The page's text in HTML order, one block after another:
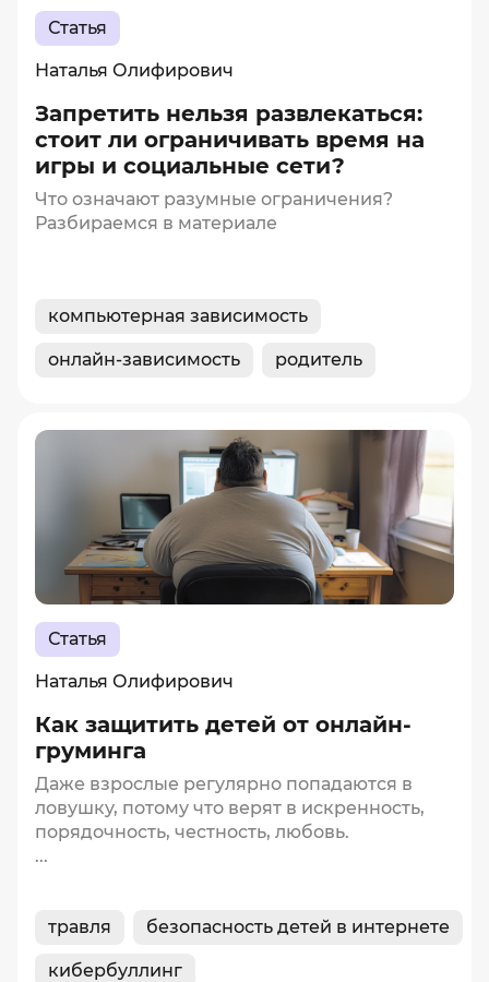
Статья
Наталья Олифирович
Запретить нельзя развлекаться:
стоит ли ограничивать время на
игры и социальные сети?
Что означают разумные ограничения?
Разбираемся в материале
компьютерная зависимость
онлайн-зависимость родитель
Статья
Наталья Олифирович
Как защитить детей от онлайн-
груминга
Даже взрослые регулярно попадаются в
ловушку, потому что верят в искренность,
порядочность, честность, любовь.
...
травля безопасность детей в интернете
кибербуллинг